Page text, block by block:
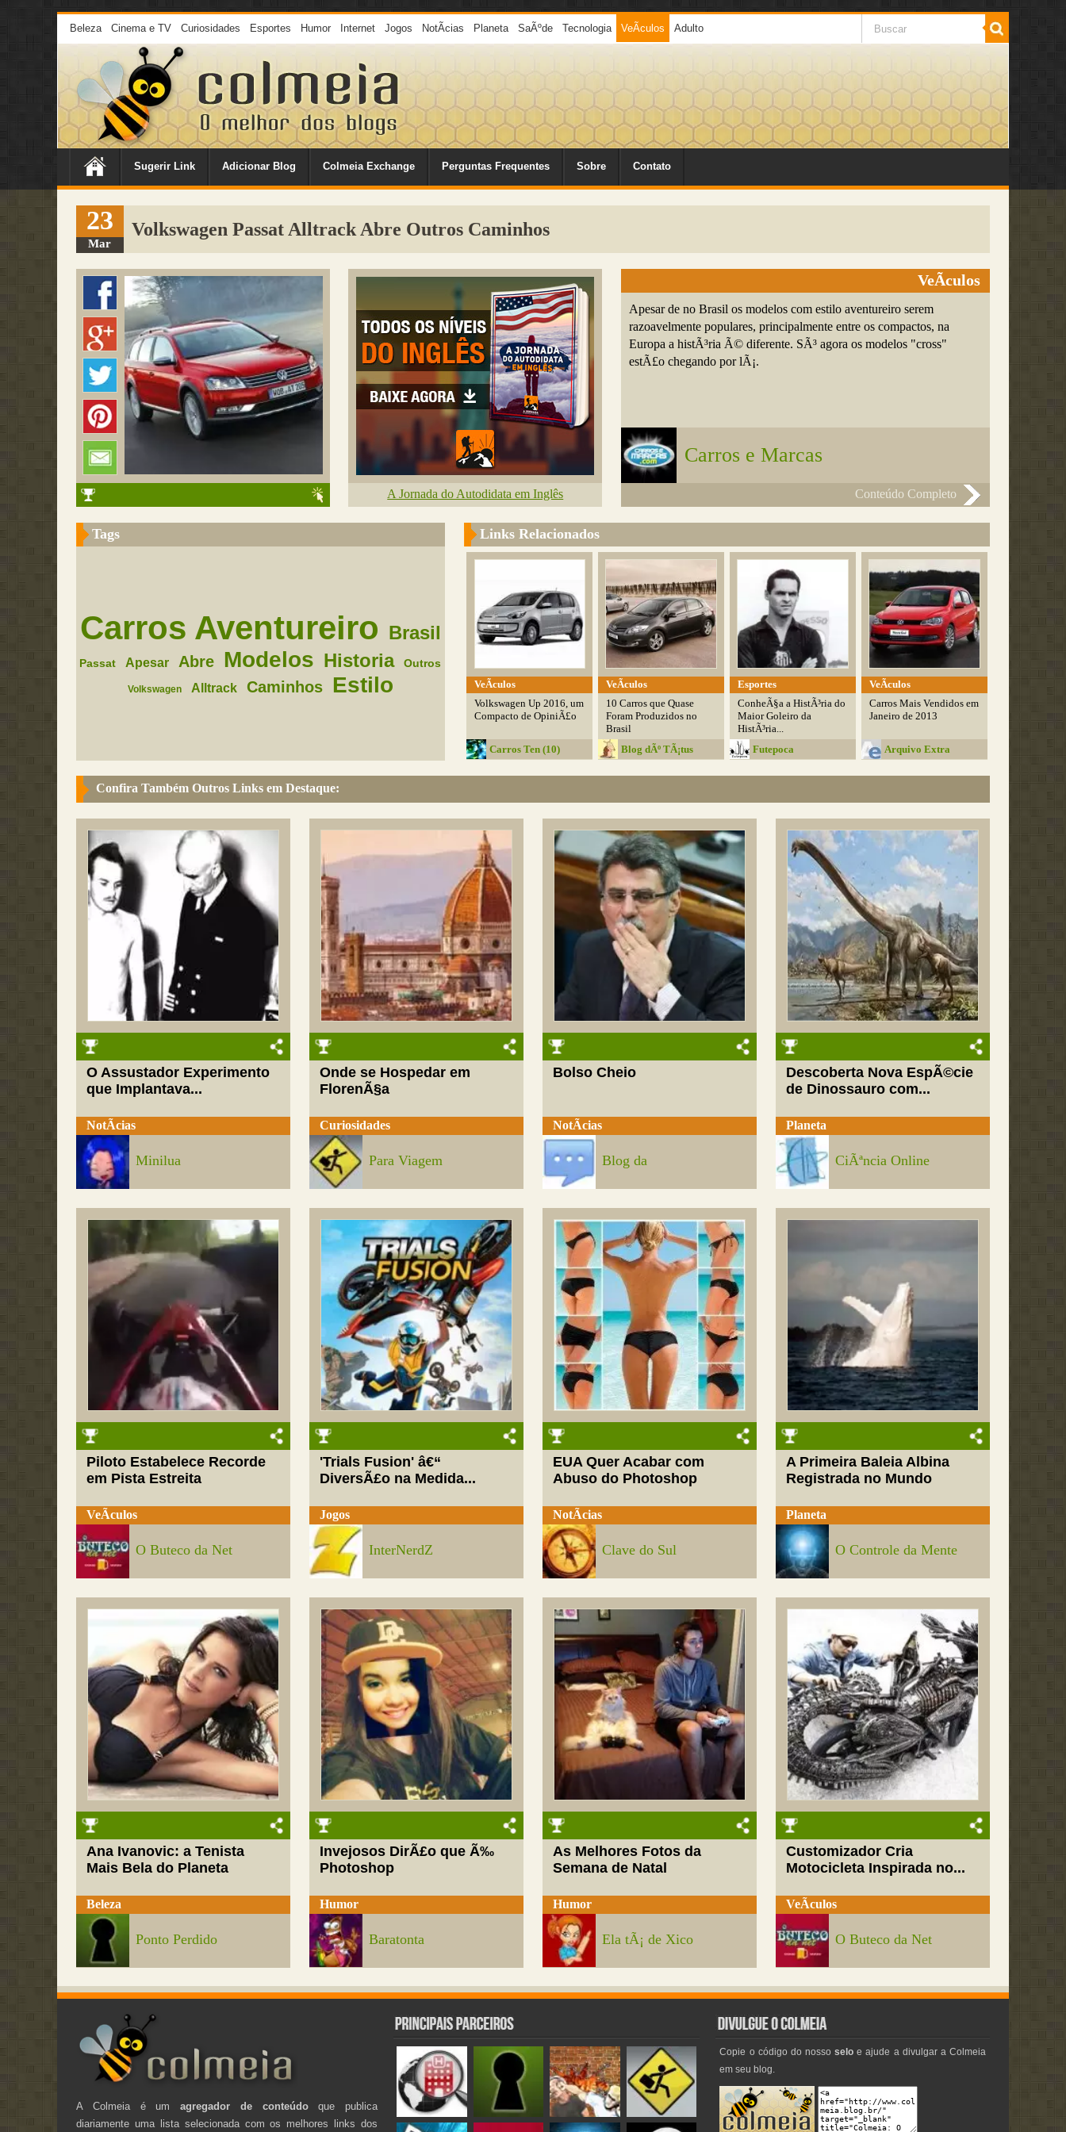
Beleza Cinema e TV Curiosidades Esportes Humor Internet Jogos NotÃ­cias Planeta SaÃºde Tecnologia VeÃ­culos Adulto
Sugerir Link Adicionar Blog Colmeia Exchange Perguntas Frequentes Sobre Contato
23
Mar
Volkswagen Passat Alltrack Abre Outros Caminhos
A Jornada do Autodidata em Inglês
VeÃ­culos
Apesar de no Brasil os modelos com estilo aventureiro serem
razoavelmente populares, principalmente entre os compactos, na
Europa a histÃ³ria Ã© diferente. SÃ³ agora os modelos "cross"
estÃ£o chegando por lÃ¡.
Carros e Marcas
Conteúdo Completo
Tags
Carros Aventureiro Brasil
Passat Apesar Abre Modelos Historia Outros
Volkswagen Alltrack Caminhos Estilo
Links Relacionados
VeÃ­culos
Volkswagen Up 2016, um
Compacto de OpiniÃ£o
Carros Ten (10)
VeÃ­culos
10 Carros que Quase
Foram Produzidos no
Brasil
Blog dÃº TÃ¡tus
Esportes
ConheÃ§a a HistÃ³ria do
Maior Goleiro da
HistÃ³ria...
Futepoca
VeÃ­culos
Carros Mais Vendidos em
Janeiro de 2013
Arquivo Extra
Confira Também Outros Links em Destaque:
O Assustador Experimento
que Implantava...
NotÃ­cias
Minilua
Onde se Hospedar em
FlorenÃ§a
Curiosidades
Para Viagem
Bolso Cheio
NotÃ­cias
Blog da
Descoberta Nova EspÃ©cie
de Dinossauro com...
Planeta
CiÃªncia Online
Piloto Estabelece Recorde
em Pista Estreita
VeÃ­culos
O Buteco da Net
'Trials Fusion' â€“
DiversÃ£o na Medida...
Jogos
InterNerdZ
EUA Quer Acabar com
Abuso do Photoshop
NotÃ­cias
Clave do Sul
A Primeira Baleia Albina
Registrada no Mundo
Planeta
O Controle da Mente
Ana Ivanovic: a Tenista
Mais Bela do Planeta
Beleza
Ponto Perdido
Invejosos DirÃ£o que Ã‰
Photoshop
Humor
Baratonta
As Melhores Fotos da
Semana de Natal
Humor
Ela tÃ¡ de Xico
Customizador Cria
Motocicleta Inspirada no...
VeÃ­culos
O Buteco da Net
A Colmeia é umagregador de conteúdoque publica
diariamente uma lista selecionada com os melhores links dos
Copie o código do nossoselo e ajude a divulgar a Colmeia
em seu blog.